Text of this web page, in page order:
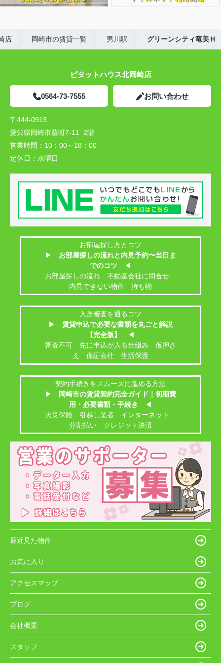
店 岡崎市の賃貸一覧 男川駅 グリーンシティ竜美Ｈ
ピタットハウス北岡崎店
0564-73-7555 お問い合わせ
〒444-0913
愛知県岡崎市葵町7-11 2階
営業時間： 10：00～18：00
定休日： 水曜日
お部屋探し方とコツ
▶
お部屋探しの流れと内見予約〜当日ま
でのコツ
◀
お部屋探しの流れ 不動産会社に問合せ
内見できない物件 持ち物
入居審査を通るコツ
▶
賃貸申込で必要な書類を丸ごと解説
【完全版】
◀
審査不可 先に申込が入る仕組み 仮押さ
え 保証会社 生活保護
契約手続きをスムーズに進める方法
▶
岡崎市の賃貸契約完全ガイド｜初期費
用・必要書類・手続き
◀
火災保険 引越し業者 インターネット
分割払い クレジット決済
最近見た物件
お気に入り
アクセスマップ
ブログ
会社概要
スタッフ